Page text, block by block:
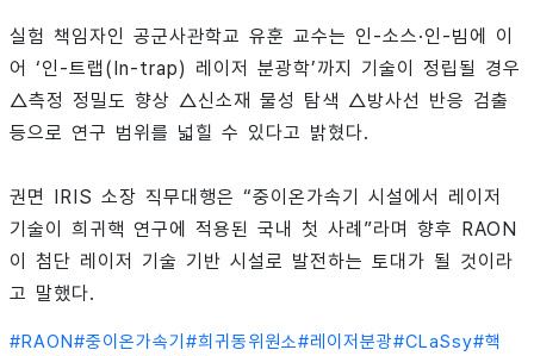
실험 책임자인 공군사관학교 유훈 교수는 인-소스·인-빔에 이
어 ‘인-트랩(In-trap) 레이저 분광학’까지 기술이 정립될 경우
△측정 정밀도 향상 △신소재 물성 탐색 △방사선 반응 검출
등으로 연구 범위를 넓힐 수 있다고 밝혔다.
권면 IRIS 소장 직무대행은 “중이온가속기 시설에서 레이저
기술이 희귀핵 연구에 적용된 국내 첫 사례”라며 향후 RAON
이 첨단 레이저 기술 기반 시설로 발전하는 토대가 될 것이라
고 말했다.
#RAON#중이온가속기 #희귀동위원소#레이저분광#CLaSsy#핵